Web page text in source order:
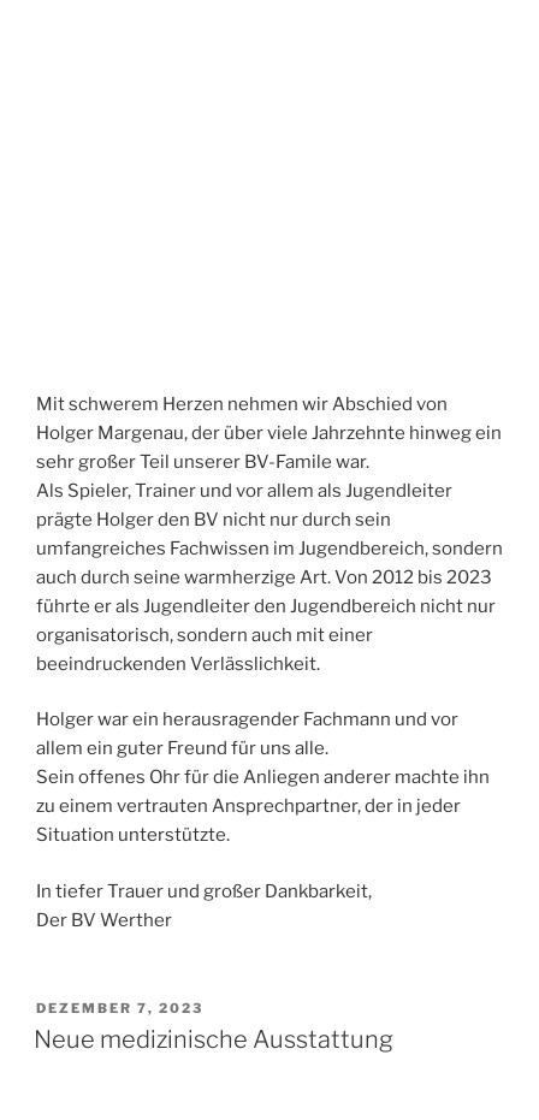
Mit schwerem Herzen nehmen wir Abschied von
Holger Margenau, der über viele Jahrzehnte hinweg ein
sehr großer Teil unserer BV-Famile war.
Als Spieler, Trainer und vor allem als Jugendleiter
prägte Holger den BV nicht nur durch sein
umfangreiches Fachwissen im Jugendbereich, sondern
auch durch seine warmherzige Art. Von 2012 bis 2023
führte er als Jugendleiter den Jugendbereich nicht nur
organisatorisch, sondern auch mit einer
beeindruckenden Verlässlichkeit.
Holger war ein herausragender Fachmann und vor
allem ein guter Freund für uns alle.
Sein offenes Ohr für die Anliegen anderer machte ihn
zu einem vertrauten Ansprechpartner, der in jeder
Situation unterstützte.
In tiefer Trauer und großer Dankbarkeit,
Der BV Werther
VERÖFFENTLICHT
AM
DEZEMBER 7, 2023
Neue medizinische Ausstattung